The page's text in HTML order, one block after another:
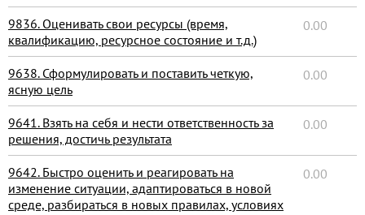
9836. Оценивать свои ресурсы (время,
квалификацию, ресурсное состояние и т.д.)
0.00
9638. Сформулировать и поставить четкую,
ясную цель
0.00
9641. Взять на себя и нести ответственность за
решения, достичь результата
0.00
9642. Быстро оценить и реагировать на
изменение ситуации, адаптироваться в новой
среде, разбираться в новых правилах, условиях
0.00